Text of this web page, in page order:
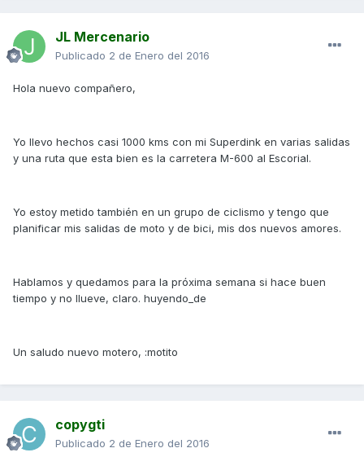
JL Mercenario
Publicado 2 de Enero del 2016
Hola nuevo compañero,
Yo llevo hechos casi 1000 kms con mi Superdink en varias salidas
y una ruta que esta bien es la carretera M-600 al Escorial.
Yo estoy metido también en un grupo de ciclismo y tengo que
planificar mis salidas de moto y de bici, mis dos nuevos amores.
Hablamos y quedamos para la próxima semana si hace buen
tiempo y no llueve, claro. huyendo_de
Un saludo nuevo motero, :motito
copygti
Publicado 2 de Enero del 2016